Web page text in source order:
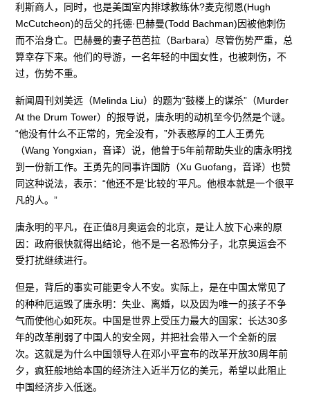
利斯商人，同时，也是美国室内排球教练休?麦克彻恩(Hugh
McCutcheon)的岳父的托德·巴赫曼(Todd Bachman)因被他刺伤
而不治身亡。巴赫曼的妻子芭芭拉（Barbara）尽管伤势严重，总
算幸存下来。他们的导游，一名年轻的中国女性，也被刺伤，不
过，伤势不重。
新闻周刊刘美远（Melinda Liu）的题为“鼓楼上的谋杀”（Murder
At the Drum Tower）的报导说，唐永明的动机至今仍然是个谜。
“他没有什么不正常的，完全没有，”外表憨厚的工人王勇先
（Wang Yongxian，音译）说，他曾于5年前帮助失业的唐永明找
到一份新工作。王勇先的同事许国防（Xu Guofang，音译）也赞
同这种说法，表示：“他还不是‘比较的’平凡。他根本就是一个很平
凡的人。”
唐永明的平凡，在正值8月奥运会的北京，是让人放下心来的原
因：政府很快就得出结论，他不是一名恐怖分子，北京奥运会不
受打扰继续进行。
但是，背后的事实可能更令人不安。实际上，是在中国太常见了
的种种厄运毁了唐永明：失业、离婚，以及因为唯一的孩子不争
气而使他心如死灰。中国是世界上受压力最大的国家：长达30多
年的改革削弱了中国人的安全网，并把社会带入一个全新的层
次。这就是为什么中国领导人在邓小平宣布的改革开放30周年前
夕，疯狂般地给本国的经济注入近半万亿的美元，希望以此阻止
中国经济步入低迷。